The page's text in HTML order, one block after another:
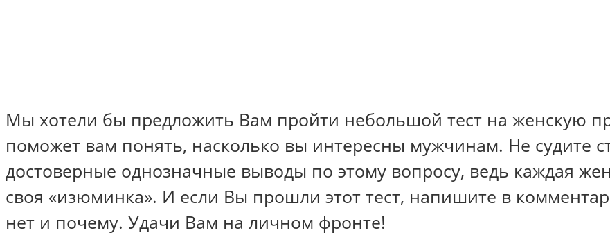
Мы хотели бы предложить Вам пройти небольшой тест на женскую
поможет вам понять, насколько вы интересны мужчинам. Не судите
достоверные однозначные выводы по этому вопросу, ведь каждая
своя «изюминка». И если Вы прошли этот тест, напишите в
нет и почему. Удачи Вам на личном фронте!